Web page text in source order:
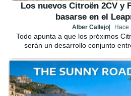
Los nuevos Citroën 2CV y
basarse en el
Alber Callejo Hace
Todo apunta a que los próximos
serán un desarrollo conjunto